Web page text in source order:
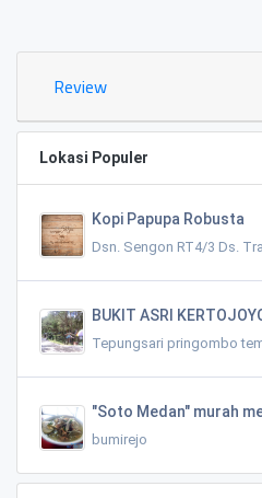
Review
Lokasi Populer
Kopi Papupa Robusta
Dsn. Sengon RT4/3 Ds.
BUKIT ASRI
Tepungsari pringombo
"Soto Medan" murah
bumirejo